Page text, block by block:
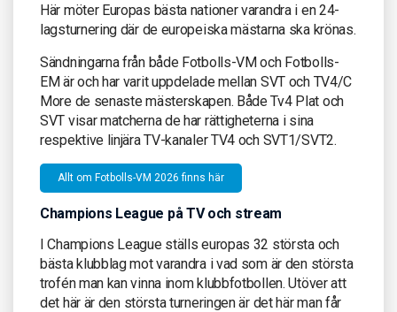
Här möter Europas bästa nationer varandra i en 24-
lagsturnering där de europeiska mästarna ska krönas.
Sändningarna från både Fotbolls-VM och Fotbolls-
EM är och har varit uppdelade mellan SVT och TV4/C
More de senaste mästerskapen. Både Tv4 Plat och
SVT visar matcherna de har rättigheterna i sina
respektive linjära TV-kanaler TV4 och SVT1/SVT2.
Allt om Fotbolls-VM 2026 finns här
Champions League på TV och stream
I Champions League ställs europas 32 största och
bästa klubblag mot varandra i vad som är den största
trofén man kan vinna inom klubbfotbollen. Utöver att
det här är den största turneringen är det här man får